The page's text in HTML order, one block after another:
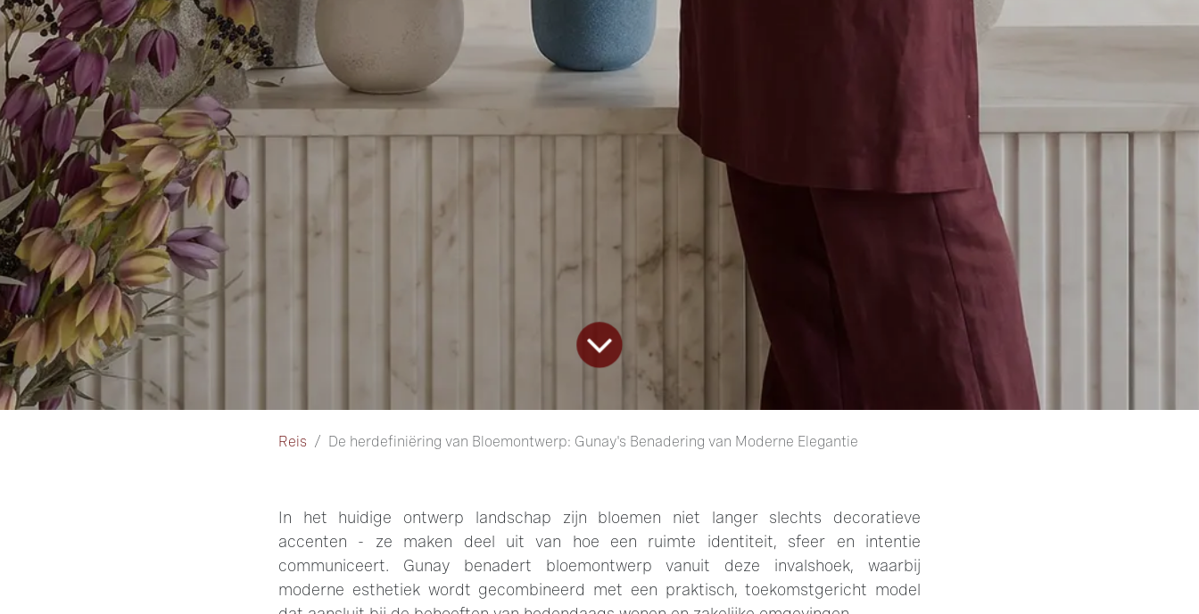
Reis De herdefiniëring van Bloemontwerp: Gunay's Benadering van Moderne Elegant​ie
In het huidige ontwerp landschap zijn bloemen niet langer slechts decoratieve
accenten - ze maken deel uit van hoe een ruimte identiteit, sfeer en intentie
communiceert. Gunay benadert bloemontwerp vanuit deze invalshoek, waarbij
moderne esthetiek wordt gecombineerd met een praktisch, toekomstgericht model